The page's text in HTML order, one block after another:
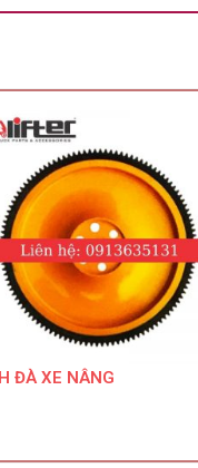
ĐÀ XE NÂNG